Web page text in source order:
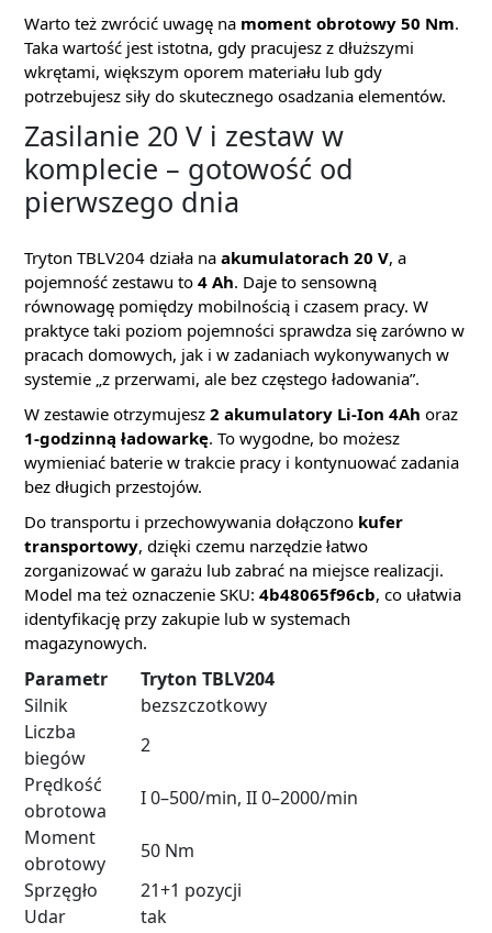
Warto też zwrócić uwagę na moment obrotowy 50 Nm.
Taka wartość jest istotna, gdy pracujesz z dłuższymi
wkrętami, większym oporem materiału lub gdy
potrzebujesz siły do skutecznego osadzania elementów.
Zasilanie 20 V i zestaw w
komplecie – gotowość od
pierwszego dnia
Tryton TBLV204 działa na akumulatorach 20 V, a
pojemność zestawu to 4 Ah. Daje to sensowną
równowagę pomiędzy mobilnością i czasem pracy. W
praktyce taki poziom pojemności sprawdza się zarówno w
pracach domowych, jak i w zadaniach wykonywanych w
systemie „z przerwami, ale bez częstego ładowania”.
W zestawie otrzymujesz 2 akumulatory Li-Ion 4Ah oraz
1-godzinną ładowarkę. To wygodne, bo możesz
wymieniać baterie w trakcie pracy i kontynuować zadania
bez długich przestojów.
Do transportu i przechowywania dołączono kufer
transportowy, dzięki czemu narzędzie łatwo
zorganizować w garażu lub zabrać na miejsce realizacji.
Model ma też oznaczenie SKU: 4b48065f96cb, co ułatwia
identyfikację przy zakupie lub w systemach
magazynowych.
Parametr
Tryton TBLV204
Silnik
bezszczotkowy
Liczba
biegów
2
Prędkość
obrotowa
I 0–500/min, II 0–2000/min
Moment
obrotowy
50 Nm
Sprzęgło
21+1 pozycji
Udar
tak